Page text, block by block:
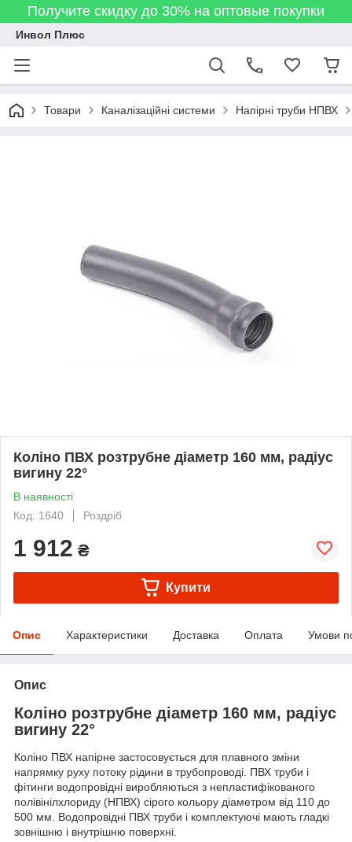
Получите скидку до 30% на оптовые покупки
Инвол Плюс
Товари Каналізаційні системи Напірні труби НПВХ
Коліно ПВХ розтрубне діаметр 160 мм, радіус
вигину 22°
В наявності
Код: 1640
Роздріб
1 912 ₴
Купити
Опис Характеристики Доставка Оплата Умови
Опис
Коліно розтрубне діаметр 160 мм, радіус
вигину 22°
Коліно ПВХ напірне застосовується для плавного зміни
напрямку руху потоку рідини в трубопроводі. ПВХ труби і
фітинги водопровідні виробляються з непластифікованого
полівінілхлориду (НПВХ) сірого кольору діаметром від 110 до
500 мм. Водопровідні ПВХ труби і комплектуючі мають гладкі
зовнішню і внутрішню поверхні.